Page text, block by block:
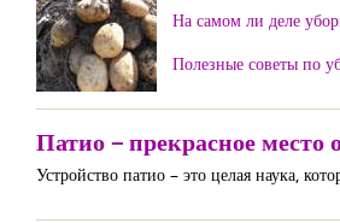
На самом ли деле
Полезные советы по
Патио – прекрасное место
Устройство патио – это целая наука,